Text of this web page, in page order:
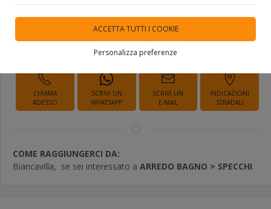
ACCETTA TUTTI I COOKIE
Personalizza preferenze
Richiedi Informazioni
CHIAMA
ADESSO
SCRIVI UN
WHATSAPP
SCRIVI UN
E-MAIL
INDICAZIONI
STRADALI
COME RAGGIUNGERCI DA:
Biancavilla, se sei interessato a ARREDO BAGNO > SPECCHI.